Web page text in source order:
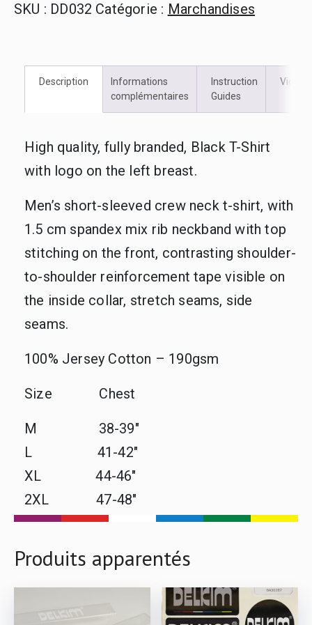
SKU : DD032 Catégorie : Marchandises
Description
Informations
complémentaires
Instruction
Guides
Vidéos
High quality, fully branded, Black T-Shirt
with logo on the left breast.
Men’s short-sleeved crew neck t-shirt, with
1.5 cm spandex mix rib neckband with top
stitching on the front, contrasting shoulder-
to-shoulder reinforcement tape visible on
the inside collar, stretch seams, side
seams.
100% Jersey Cotton – 190gsm
Size Chest
M 38-39″
L 41-42″
XL 44-46″
2XL 47-48″
Produits apparentés